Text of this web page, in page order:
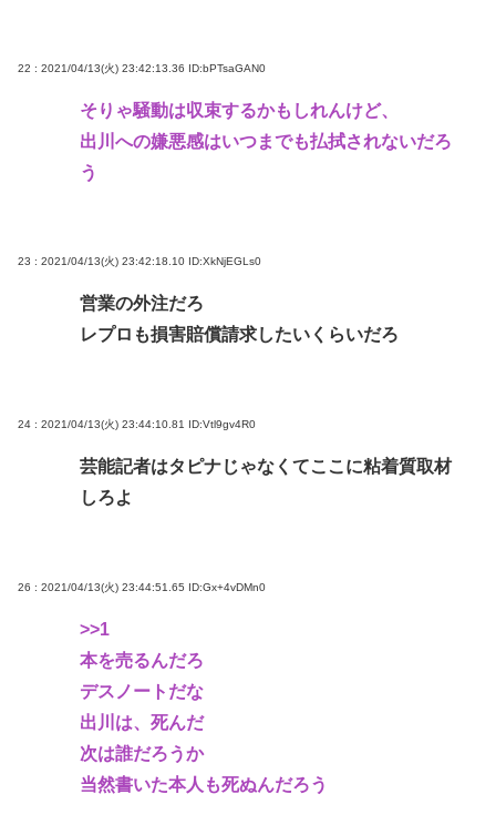
22 : 2021/04/13(火) 23:42:13.36 ID:bPTsaGAN0
そりゃ騒動は収束するかもしれんけど、
出川への嫌悪感はいつまでも払拭されないだろ
う
23 : 2021/04/13(火) 23:42:18.10 ID:XkNjEGLs0
営業の外注だろ
レプロも損害賠償請求したいくらいだろ
24 : 2021/04/13(火) 23:44:10.81 ID:Vtl9gv4R0
芸能記者はタピナじゃなくてここに粘着質取材
しろよ
26 : 2021/04/13(火) 23:44:51.65 ID:Gx+4vDMn0
>>1
本を売るんだろ
デスノートだな
出川は、死んだ
次は誰だろうか
当然書いた本人も死ぬんだろう